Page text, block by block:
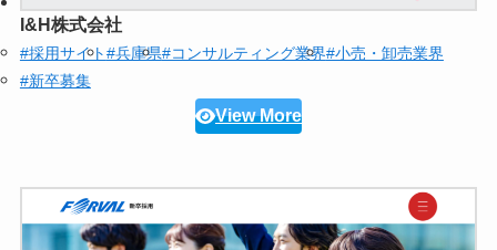
I&H株式会社
#採用サイト#兵庫県#コンサルティング業界#小売・卸売業界
#新卒募集
View More